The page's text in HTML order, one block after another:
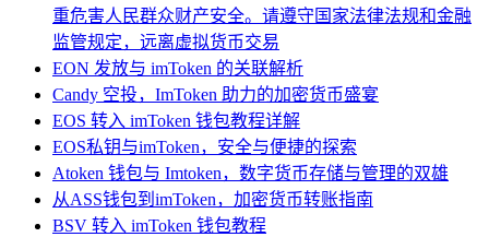
重危害人民群众财产安全。请遵守国家法律法规和金融
监管规定，远离虚拟货币交易
EON 发放与 imToken 的关联解析
Candy 空投，ImToken 助力的加密货币盛宴
EOS 转入 imToken 钱包教程详解
EOS私钥与imToken，安全与便捷的探索
Atoken 钱包与 Imtoken，数字货币存储与管理的双雄
从ASS钱包到imToken，加密货币转账指南
BSV 转入 imToken 钱包教程